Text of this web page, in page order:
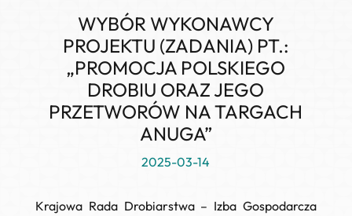
WYBÓR WYKONAWCY
PROJEKTU (ZADANIA) PT.:
„PROMOCJA POLSKIEGO
DROBIU ORAZ JEGO
PRZETWORÓW NA TARGACH
ANUGA”
2025-03-14
Krajowa Rada Drobiarstwa – Izba Gospodarcza